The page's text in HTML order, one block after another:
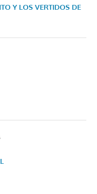
Y LOS VERTIDOS DE